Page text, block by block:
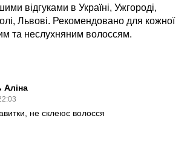
відгуками в Україні, Ужгороді,
Львові. Рекомендовано для кожної
та неслухняним волоссям.
Аліна
не склеює волосся